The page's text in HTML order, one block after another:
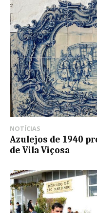
NOTÍCIAS
Azulejos de 1940
de Vila Viçosa